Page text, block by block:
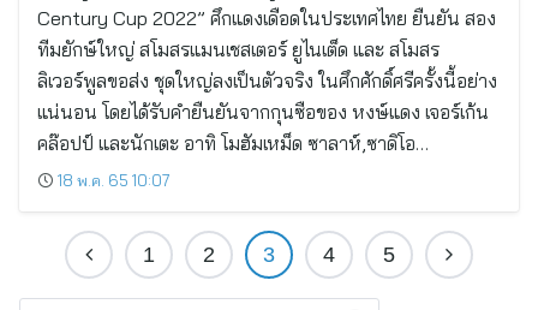
Century Cup 2022” ศึกแดงเดือดในประเทศไทย ยืนยัน สอง
ทีมยักษ์ใหญ่ สโมสรแมนเชสเตอร์ ยูไนเต็ด และ สโมสร
ลิเวอร์พูลขอส่ง ชุดใหญ่ลงเป็นตัวจริง ในศึกศักดิ์ศรีครั้งนี้อย่าง
แน่นอน โดยได้รับคำยืนยันจากกุนซือของ หงษ์แดง เจอร์เก้น
คล๊อปป์ และนักเตะ อาทิ โมฮัมเหม็ด ซาลาห์,ซาดิโอ…
18 พ.ค. 65 10:07
1 2 3 4 5